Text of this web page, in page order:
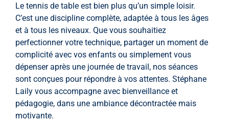
Le tennis de table est bien plus qu’un simple loisir.
C’est une discipline complète, adaptée à tous les âges
et à tous les niveaux. Que vous souhaitiez
perfectionner votre technique, partager un moment de
complicité avec vos enfants ou simplement vous
dépenser après une journée de travail, nos séances
sont conçues pour répondre à vos attentes. Stéphane
Laily vous accompagne avec bienveillance et
pédagogie, dans une ambiance décontractée mais
motivante.